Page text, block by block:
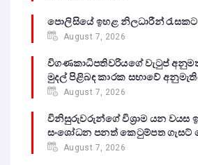
පොලිසියේ ඉහළ නිලධාරීන් රැසකට
August 7, 2026
විගණකාධිපතිවරියගේ වැටුප්
මුදල් පිළිබඳ කාරක සභාවේ
August 7, 2026
විනිසුරුවරුන්ගේ විශ්‍රාම යන වයස
සංශෝධන පනත් කෙටුම්පත ගැසට්
August 7, 2026